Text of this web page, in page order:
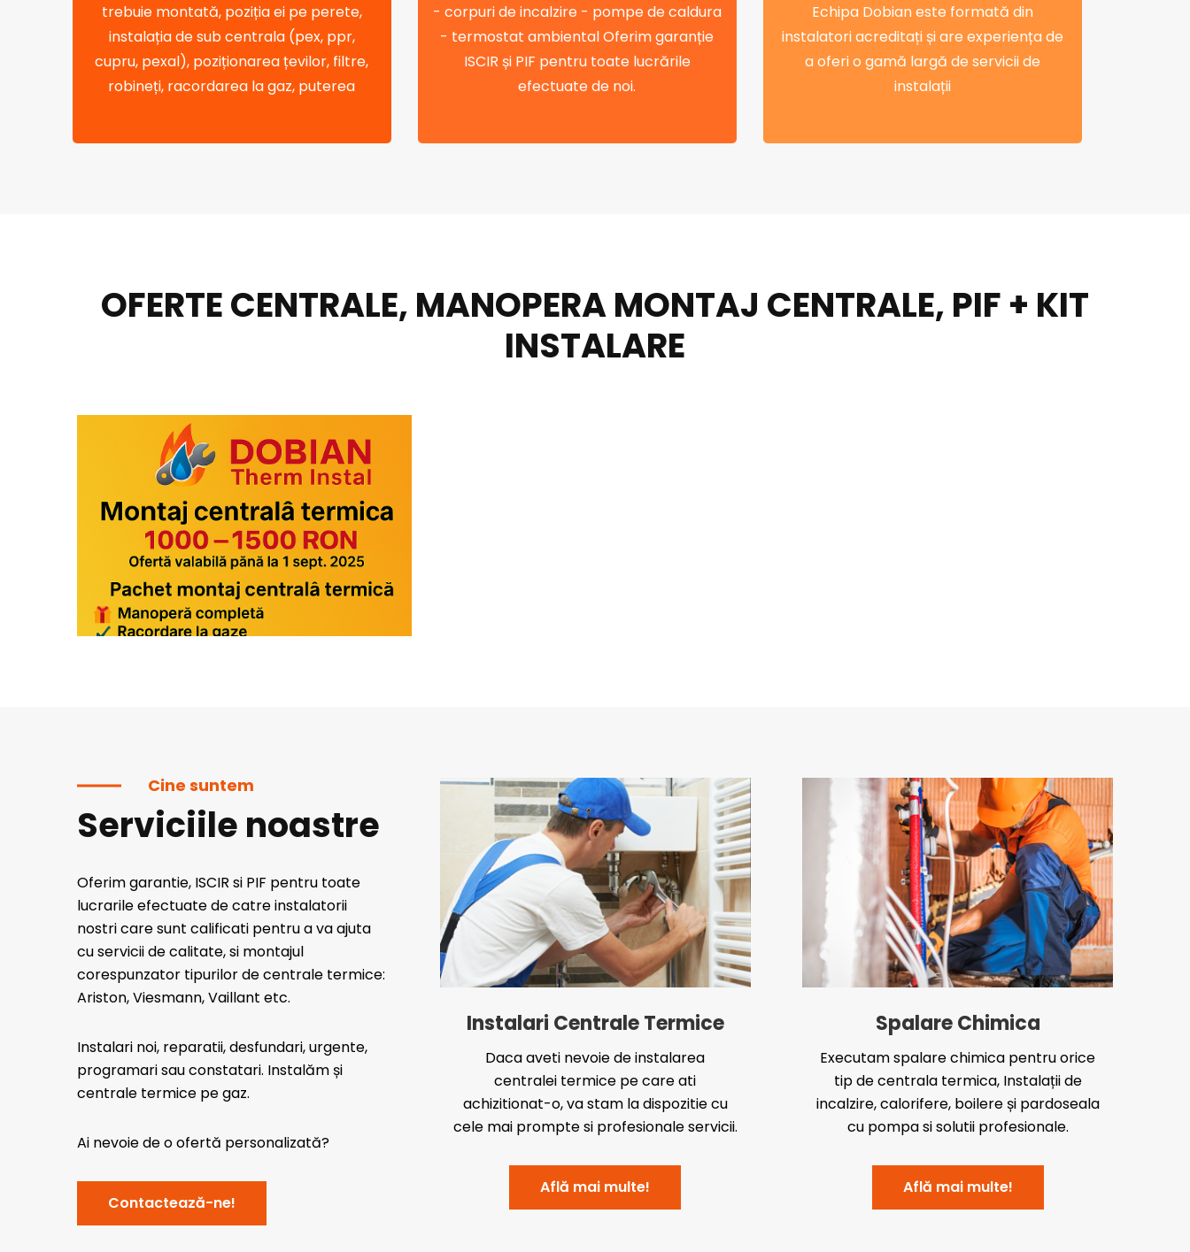
trebuie montată, poziția ei pe perete,
instalația de sub centrala (pex, ppr,
cupru, pexal), poziționarea țevilor, filtre,
robineți, racordarea la gaz, puterea
- corpuri de incalzire - pompe de caldura
- termostat ambiental Oferim garanție
ISCIR și PIF pentru toate lucrările
efectuate de noi.
Echipa Dobian este formată din
instalatori acreditați și are experiența de
a oferi o gamă largă de servicii de
instalații
OFERTE CENTRALE, MANOPERA MONTAJ CENTRALE, PIF + KIT
INSTALARE
Cine suntem
Serviciile noastre
Oferim garantie, ISCIR si PIF pentru toate
lucrarile efectuate de catre instalatorii
nostri care sunt calificati pentru a va ajuta
cu servicii de calitate, si montajul
corespunzator tipurilor de centrale termice:
Ariston, Viesmann, Vaillant etc.
Instalari noi, reparatii, desfundari, urgente,
programari sau constatari. Instalăm și
centrale termice pe gaz.
Ai nevoie de o ofertă personalizată?
Contactează-ne!
Instalari Centrale Termice
Daca aveti nevoie de instalarea
centralei termice pe care ati
achizitionat-o, va stam la dispozitie cu
cele mai prompte si profesionale servicii.
Află mai multe!
Spalare Chimica
Executam spalare chimica pentru orice
tip de centrala termica, Instalații de
incalzire, calorifere, boilere și pardoseala
cu pompa si solutii profesionale.
Află mai multe!